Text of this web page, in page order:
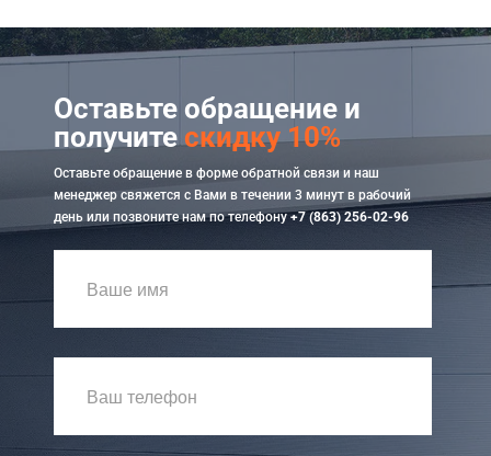
Оставьте обращение и
получитескидку 10%
Оставьте обращение в форме обратной связи и наш
менеджер свяжется с Вами в течении 3 минут в рабочий
день или позвоните нам по телефону+7 (863) 256-02-96